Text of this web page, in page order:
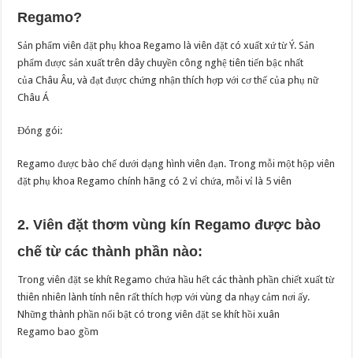
Regamo?
Sản phẩm viên đặt phụ khoa Regamo là viên đặt có xuất xứ từ Ý. Sản
phẩm được sản xuất trên dây chuyền công nghệ tiên tiến bậc nhất
của Châu Âu, và đạt được chứng nhận thích hợp với cơ thế của phụ nữ
Châu Á
Đóng gói:
Regamo được bào chế dưới dạng hình viên đạn. Trong mỗi một hộp viên
đặt phụ khoa Regamo chính hãng có 2 vỉ chứa, mỗi vỉ là 5 viên
2. Viên đặt thơm vùng kín Regamo được bào
chế từ các thành phần nào:
Trong viên đặt se khít Regamo chứa hầu hết các thành phần chiết xuất từ
thiên nhiên lành tính nên rất thích hợp với vùng da nhạy cảm nơi ấy.
Những thành phần nổi bật có trong viên đặt se khít hồi xuân
Regamo bao gồm